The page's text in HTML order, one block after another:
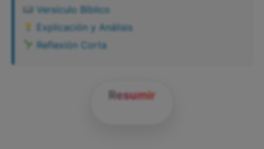
Versículo Bíblico
Explicación y Análisis
Reflexión Corta
Resumir